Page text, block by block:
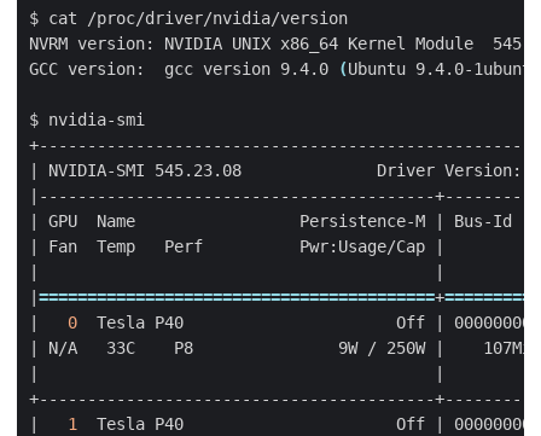
NVRM version: NVIDIA UNIX x86_64 Kernel Module
GCC version:  gcc version 9.4.0
(Ubuntu 9.4.0-
NVIDIA-SMI 545.23.08              Driver
GPU  Name                 Persistence-M
Bus-Id
Fan  Temp   Perf          Pwr:Usage/Cap
=========================================+
0
  Tesla P40                      Off
N/A   33C    P8               9W / 250W
1
  Tesla P40                      Off